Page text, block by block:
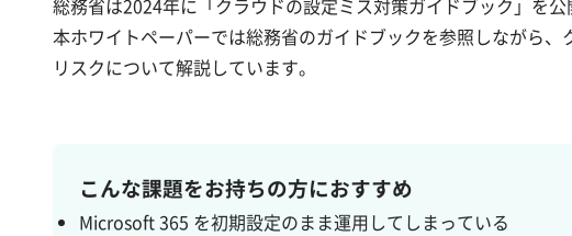
総務省は2024年に「クラウドの設定ミス対策ガイドブック」を公
本ホワイトペーパーでは総務省のガイドブックを参照しながら
リスクについて解説しています。
こんな課題をお持ちの方におすすめ
Microsoft 365 を初期設定のまま運用してしまっている